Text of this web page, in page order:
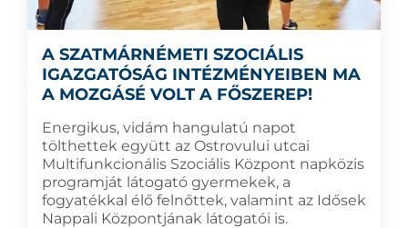
A SZATMÁRNÉMETI SZOCIÁLIS
IGAZGATÓSÁG INTÉZMÉNYEIBEN MA
A MOZGÁSÉ VOLT A FŐSZEREP!
Energikus, vidám hangulatú napot
tölthettek együtt az Ostrovului utcai
Multifunkcionális Szociális Központ napközis
programját látogató gyermekek, a
fogyatékkal élő felnőttek, valamint az Idősek
Nappali Központjának látogatói is.